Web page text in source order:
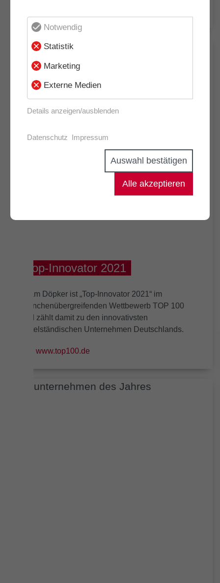
Top-Innovator 2021
Team Döpker ist „Top-Innovator 2021“ im
branchenübergreifenden Wettbewerb TOP 100
und zählt damit zu den innovativsten
mittelständischen Unternehmen Deutschlands.
www.top100.de
Notwendig
Statistik
Marketing
Externe Medien
Details anzeigen/ausblenden
Auswahl bestätigen
Alle akzeptieren
Datenschutz Impressum